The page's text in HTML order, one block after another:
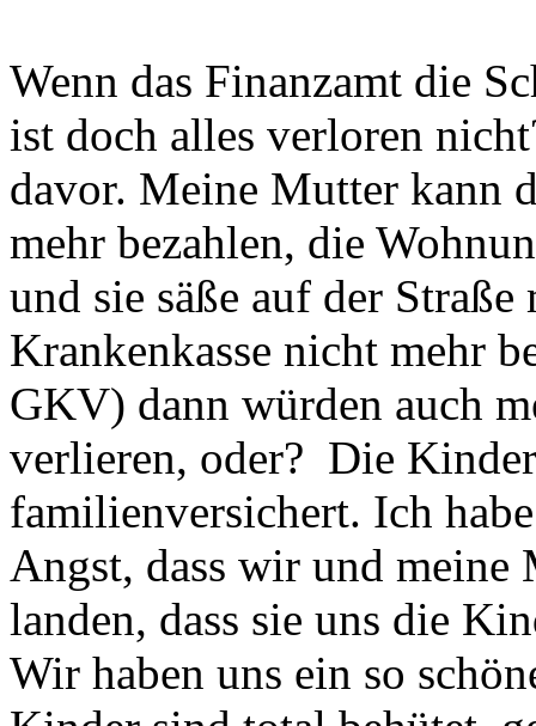
Wenn das Finanzamt die
ist doch alles verloren
davor. Meine Mutter kann
mehr bezahlen, die
und sie säße auf der
Krankenkasse nicht mehr
GKV) dann würden auch
verlieren, oder? Die
familienversichert. Ich
Angst, dass wir und meine
landen, dass sie uns die
Wir haben uns ein so